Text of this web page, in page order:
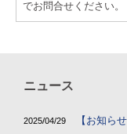
でお問合せください。
ニュース
2025/04/29 【お知ら